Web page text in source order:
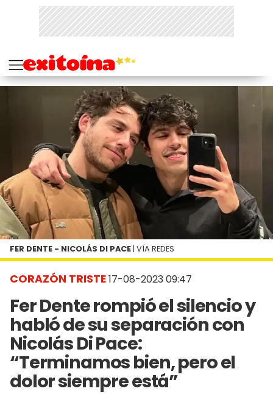
CORAZÓN TRISTE17-08-2023 09:47
Fer Dente rompió el silencio y
habló de su separación con
Nicolás Di Pace:
“Terminamos bien, pero el
dolor siempre está”
FER DENTE - NICOLÁS DI PACE | VÍA REDES